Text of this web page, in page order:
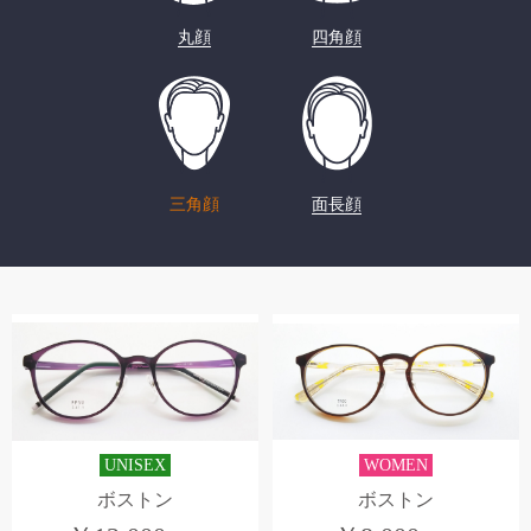
丸顔 四角顔
三角顔 面長顔
UNISEX
ボストン
WOMEN
ボストン